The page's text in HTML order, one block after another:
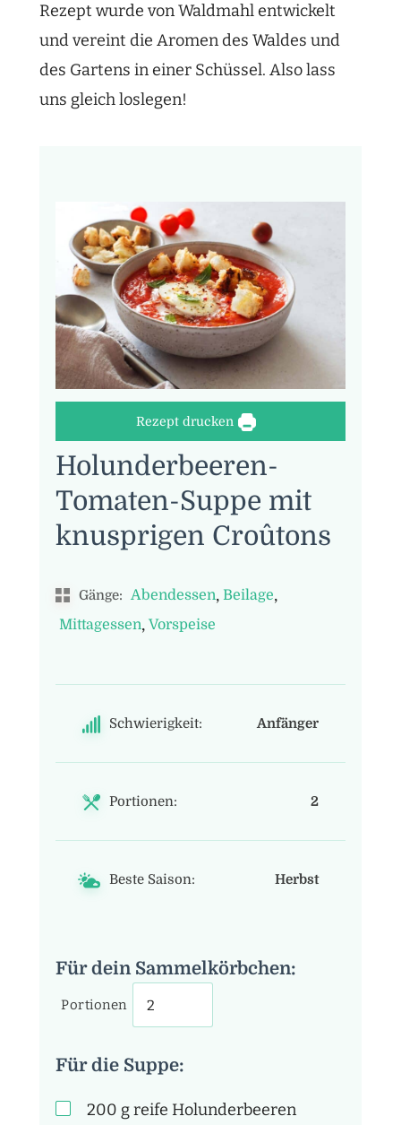
Rezept wurde von Waldmahl entwickelt
und vereint die Aromen des Waldes und
des Gartens in einer Schüssel. Also lass
uns gleich loslegen!
Rezept drucken
Holunderbeeren-
Tomaten-Suppe mit
knusprigen Croûtons
Gänge: Abendessen, Beilage,
Mittagessen, Vorspeise
Schwierigkeit: Anfänger
Portionen: 2
Beste Saison: Herbst
Für dein Sammelkörbchen:
Portionen
Für die Suppe:
200 greife Holunderbeeren